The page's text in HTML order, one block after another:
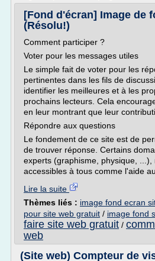
[Fond d'écran] Image de
(Résolu!)
Comment participer ?
Voter pour les messages utiles
Le simple fait de voter pour les
pertinentes dans les fils de
identifier les meilleures et à les
prochains lecteurs. Cela
en leur montrant que leur
Répondre aux questions
Le fondement de ce site est de
de trouver réponse. Certains
experts (graphisme, physique,
accessibles à tous comme l'aide
Lire la suite
Thèmes liés : image fond ecran
pour site web gratuit / image fond
faire site web gratuit /
web
(Site web) Compteur de